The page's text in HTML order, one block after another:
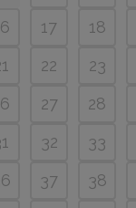
17 18
22 23
27 28
32 33
37 38